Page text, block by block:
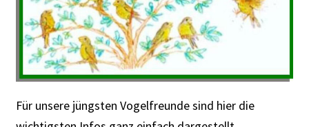
Für unsere jüngsten Vogelfreunde sind hier die